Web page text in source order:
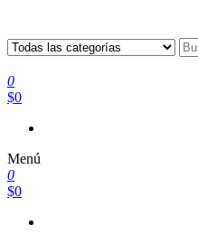
0
$0
Menú
0
$0